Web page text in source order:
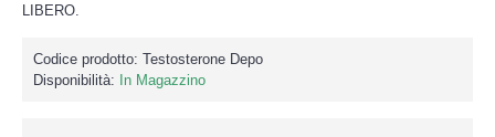
LIBERO.
Codice prodotto: Testosterone Depo
Disponibilità:
In Magazzino